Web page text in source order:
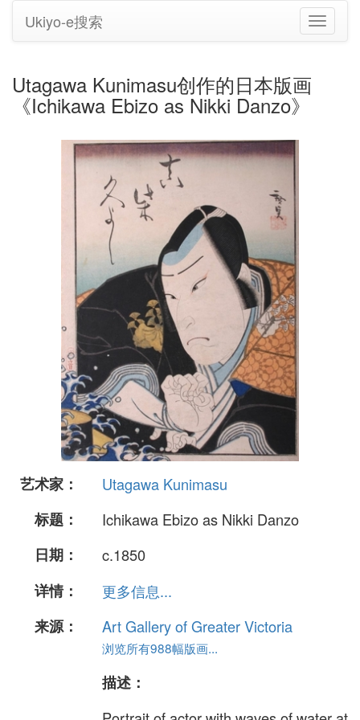
切
换
Ukiyo-e搜索
Utagawa Kunimasu创作的日本版画
《Ichikawa Ebizo as Nikki Danzo》
艺术家：
Utagawa Kunimasu
标题：
Ichikawa Ebizo as Nikki Danzo
日期：
c.1850
详情：
更多信息...
来源：
Art Gallery of Greater Victoria
浏览所有988幅版画...
描述：